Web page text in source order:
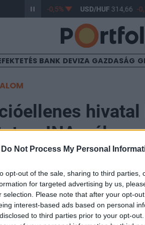
Do Not Process My Personal
opt-out of the sale, sharing to third parties,
for targeted advertising by us,
selection. Please note that after your opt-
interest-based ads based on personal
to third parties prior to your opt-
363,58 -0,5% USD/HUF 314,66 -
BANK DEVIZA GAZDASÁG
hivatal
az INA-nál
ellenes hivatal (USKOK)
és egyéb olajtermékek